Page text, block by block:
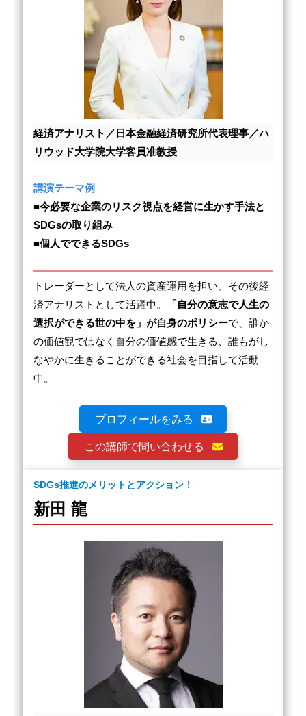
経済アナリスト／日本金融経済研究所代表理事／ハ
リウッド大学院大学客員准教授
講演テーマ例
■今必要な企業のリスク視点を経営に生かす手法と
SDGsの取り組み
■個人でできるSDGs
トレーダーとして法人の資産運用を担い、その後経
済アナリストとして活躍中。
「自分の意志で人生の
選択ができる世の中を」が自身のポリシーで、誰か
の価値観ではなく自分の価値感で生きる、誰もがし
なやかに生きることができる社会を目指して活動
中。
プロフィールをみる
この講師で問い合わせる
SDGs推進のメリットとアクション！
新田 龍